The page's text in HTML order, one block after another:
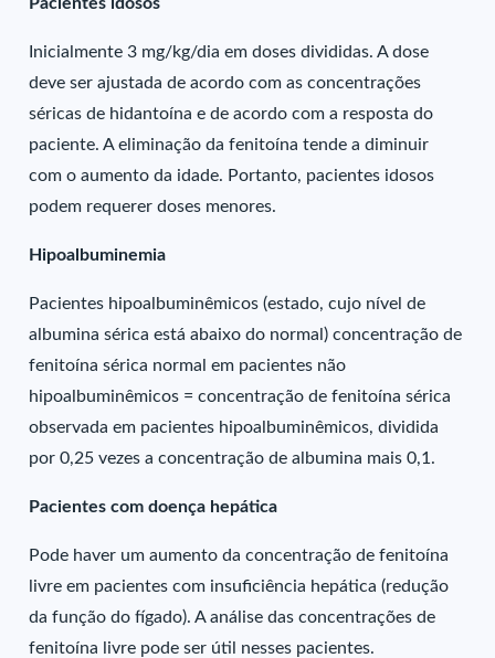
Inicialmente 3 mg/kg/dia em doses divididas. A dose
deve ser ajustada de acordo com as concentrações
séricas de hidantoína e de acordo com a resposta do
paciente. A eliminação da fenitoína tende a diminuir
com o aumento da idade. Portanto, pacientes idosos
podem requerer doses menores.
Hipoalbuminemia
Pacientes hipoalbuminêmicos (estado, cujo nível de
albumina sérica está abaixo do normal) concentração de
fenitoína sérica normal em pacientes não
hipoalbuminêmicos = concentração de fenitoína sérica
observada em pacientes hipoalbuminêmicos, dividida
por 0,25 vezes a concentração de albumina mais 0,1.
Pacientes com doença hepática
Pode haver um aumento da concentração de fenitoína
livre em pacientes com insuficiência hepática (redução
da função do fígado). A análise das concentrações de
fenitoína livre pode ser útil nesses pacientes.